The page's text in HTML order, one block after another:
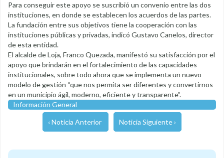
Para conseguir este apoyo se suscribió un convenio entre las dos
instituciones, en donde se establecen los acuerdos de las partes.
La fundación entre sus objetivos tiene la cooperación con las
instituciones públicas y privadas, indicó Gustavo Canelos, director
de esta entidad.
El alcalde de Loja, Franco Quezada, manifestó su satisfacción por el
apoyo que brindarán en el fortalecimiento de las capacidades
institucionales, sobre todo ahora que se implementa un nuevo
modelo de gestión “que nos permita ser diferentes y convertirnos
en un municipio ágil, moderno, eficiente y transparente”.
Información General
‹ Noticia Anterior Noticia Siguiente ›